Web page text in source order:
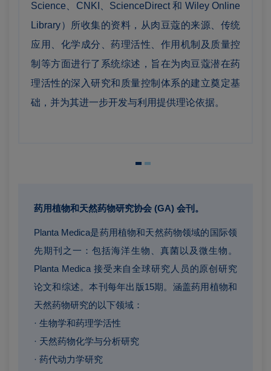
Science、CNKI、ScienceDirect 和 Wiley Online
Library）所收集的资料，从肉豆蔻的来源、传统
应用、化学成分、药理活性、作用机制及质量控
制等方面进行了系统综述，旨在为肉豆蔻潜在药
理活性的深入研究和质量控制体系的建立奠定基
础，并为其进一步开发与利用提供理论依据。
药用植物和天然药物研究协会 (GA) 会刊。
Planta Medica是药用植物和天然药物领域的国际领
先期刊之一：包括海洋生物、真菌以及微生物。
Planta Medica 接受来自全球研究人员的原创研究
论文和综述。本刊每年出版15期。涵盖药用植物和
天然药物研究的以下领域：
· 生物学和药理学活性
· 天然药物化学与分析研究
· 药代动力学研究